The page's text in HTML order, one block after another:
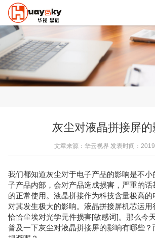
灰尘对液晶拼接屏的
文章来源：华云视界 发表时间：
我们都知道灰尘对于电子产品的影响是不
子产品内部，会对产品造成损害，严重的话
的正常使用。液晶拼接作为科技含量极高
对其发生极大的影响。液晶拼接屏机芯运用
恰恰尘埃对光学元件损害[敏感词]。那么今
普及一下灰尘对液晶拼接屏的影响有哪些